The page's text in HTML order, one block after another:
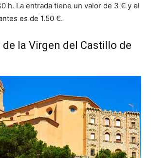
h. La entrada tiene un valor de 3 € y el
es de 1.50 €.
de la Virgen del Castillo de